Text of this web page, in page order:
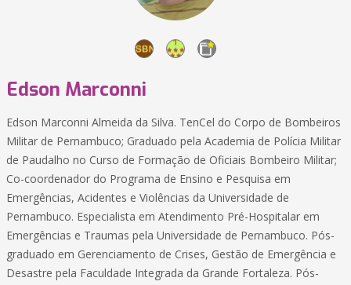
Edson Marconni
Edson Marconni Almeida da Silva. TenCel do Corpo de Bombeiros
Militar de Pernambuco; Graduado pela Academia de Polícia Militar
de Paudalho no Curso de Formação de Oficiais Bombeiro Militar;
Co-coordenador do Programa de Ensino e Pesquisa em
Emergências, Acidentes e Violências da Universidade de
Pernambuco. Especialista em Atendimento Pré-Hospitalar em
Emergências e Traumas pela Universidade de Pernambuco. Pós-
graduado em Gerenciamento de Crises, Gestão de Emergência e
Desastre pela Faculdade Integrada da Grande Fortaleza. Pós-